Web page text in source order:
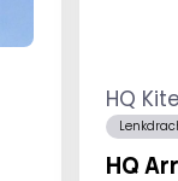
HQ
HQ